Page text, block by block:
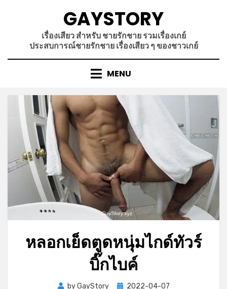
GAYSTORY
เรื่องเสียว สำหรับ ชายรักชาย รวมเรื่องเกย์
ประสบการณ์ชายรักชาย เรื่องเสียว ๆ ของชาวเกย์
MENU
หลอกเย็ดตูดหนุ่มไกด์ทัวร์
บิ๊กไบค์
byGayStory
Posted
2022-04-07